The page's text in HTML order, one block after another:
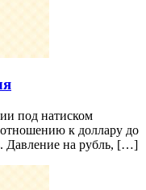
под натиском
к доллару до
Давление на рубль, […]